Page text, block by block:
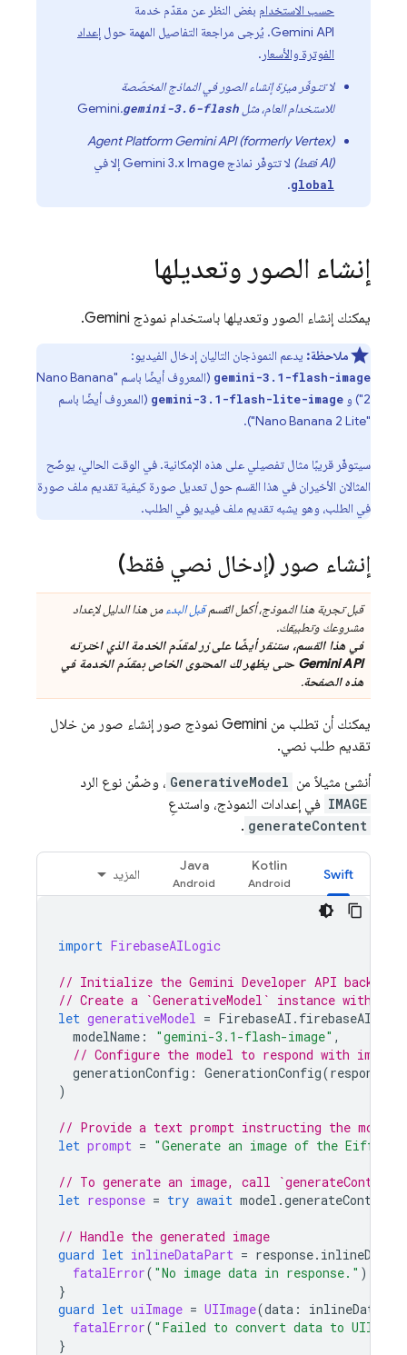
حسب الاستخدام بغض النظر عن مقدّم خدمة
Gemini API. يُرجى مراجعة التفاصيل المهمة حول إعداد
الفوترة والأسعار .
لا تتوفّر ميزة إنشاء الصور في النماذج المخصّصة
للاستخدام العام، مثل gemini-3.6-flash
.
Gemini
(
Agent PlatformGemini API (formerly Vertex
AI)فقط) لا تتوفّر نماذجGemini 3.x Image إلا في
global
.
إنشاء الصور وتعديلها
يمكنك إنشاء الصور وتعديلها باستخدام نموذج Gemini
.
ملاحظة: يدعم النموذجان التاليان إدخال الفيديو:
gemini-3.1-flash-image
(المعروف أيضًا باسم "Nano Banana
2") و
gemini-3.1-flash-lite-image (المعروف أيضًا باسم
"Nano Banana 2 Lite").
سيتوفّر قريبًا مثال تفصيلي على هذه الإمكانية. في الوقت الحالي، يوضّح
المثالان الأخيران في هذا القسم حول تعديل صورة كيفية تقديم ملف صورة
في الطلب، وهو يشبه تقديم ملف فيديو في الطلب.
إنشاء صور (إدخال نصي فقط)
قبل تجربة هذا النموذج، أكمل القسمقبل البدءمن هذا الدليل لإعداد
مشروعك وتطبيقك.
في هذا القسم، ستنقر أيضًا على زر لمقدّم الخدمة الذي اخترته
Gemini API حتى يظهر لك المحتوى الخاص بمقدّم الخدمة في
هذه الصفحة.
يمكنك أن تطلب من Gemini نموذج صور إنشاء صور من خلال
تقديم طلب نصي.
أنشئ مثيلاً من GenerativeModel ، وضمِّن نوع الرد
IMAGE في إعدادات النموذج، واستدعِ
generateContent
.
Swift
Kotlin
Java
المزيد
import FirebaseAILogic
// Initialize the Gemini Developer API backend
// Create a `GenerativeModel` instance with a
let generativeModel = FirebaseAI . firebaseAI
modelName : "gemini-3.1-flash-image" ,
// Configure the model to respond with
generationConfig : GenerationConfig(
)
// Provide a text prompt instructing the model
let prompt = "Generate an image of the Eiffel
// To generate an image, call
let response = try await model .generateContent
// Handle the generated image
guard let inlineDataPart = response.
fatalError( "No image data in response." )
}
guard let uiImage = UIImage(data :
fatalError( "Failed to convert data to
}